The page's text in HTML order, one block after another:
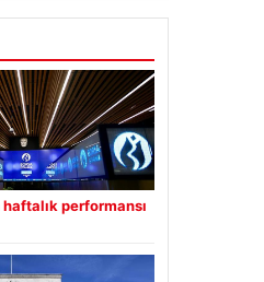
haftalık performansı